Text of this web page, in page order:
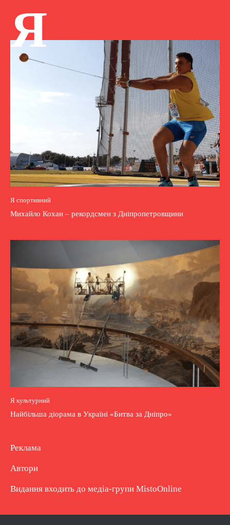
Я
Я спортивний
Михайло Кохан – рекордсмен з Дніпропетровщини
Я культурний
Найбільша діорама в Україні «Битва за Дніпро»
Реклама
Автори
Видання входить до медіа-групи MistoOnline